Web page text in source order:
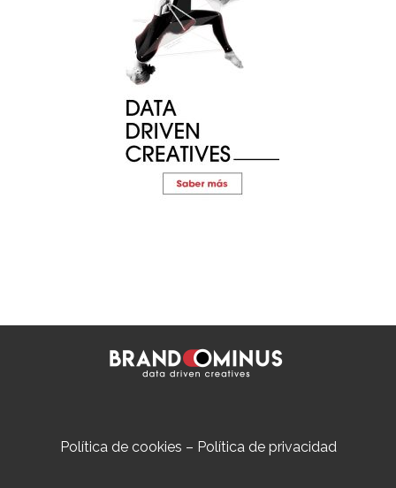
Política de cookies – Política de privacidad